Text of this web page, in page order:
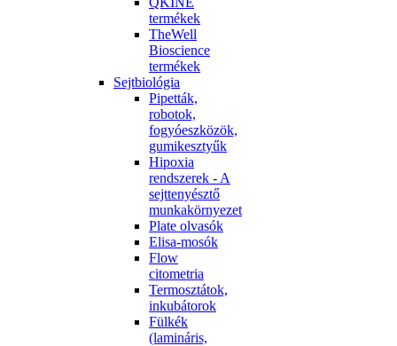
termékek
TheWell
Bioscience
termékek
Sejtbiológia
Pipetták,
robotok,
fogyóeszközök,
gumikesztyűk
Hipoxia
rendszerek - A
sejttenyésztő
munkakörnyezet
Plate olvasók
Elisa-mosók
Flow
citometria
Termosztátok,
inkubátorok
Fülkék
(lamináris,